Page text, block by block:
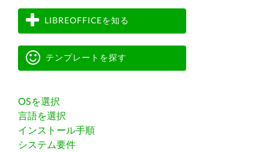
LIBREOFFICEを知る
テンプレートを探す
OSを選択
言語を選択
インストール手順
システム要件